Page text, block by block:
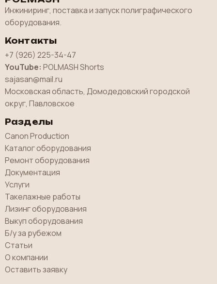
Инжиниринг, поставка и запуск полиграфического
оборудования.
Контакты
+7 (926) 225-34-47
YouTube: POLMASH Shorts
sajasan@mail.ru
Московская область, Домодедовский городской
округ, Павловское
Разделы
Canon Production
Каталог оборудования
Ремонт оборудования
Документация
Услуги
Такелажные работы
Лизинг оборудования
Выкуп оборудования
Б/у за рубежом
Статьи
О компании
Оставить заявку